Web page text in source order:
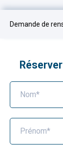
Demande de
Nom*
Prénom*